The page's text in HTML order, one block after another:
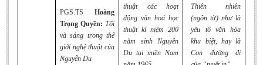
PGS.TS Hoàng
Trọng Quyền: Tối
và sáng trong thế
giới nghệ thuật của
Nguyễn Du
thuật các hoạt
động văn hoá học
thuật kỉ niệm 200
năm sinh Nguyễn
Du tại miền Nam
Thiên nhiên
(ngôn từ) như là
yếu tố văn hóa
khu biệt, hay là
Con đường đi